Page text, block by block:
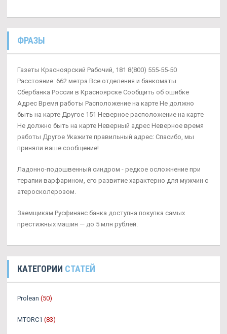
ФРАЗЫ
Газеты Красноярский Рабочий, 181 8(800) 555-55-50
Расстояние: 662 метра Все отделения и банкоматы
Сбербанка России в Красноярске Сообщить об ошибке
Адрес Время работы Расположение на карте Не должно
быть на карте Другое 151 Неверное расположение на карте
Не должно быть на карте Неверный адрес Неверное время
работы Другое Укажите правильный адрес: Спасибо, мы
приняли ваше сообщение!
Ладонно-подошвенный синдром - редкое осложнение при
терапии варфарином, его развитие характерно для мужчин с
атеросколерозом.
Заемщикам Русфинанс банка доступна покупка самых
престижных машин — до 5 млн рублей.
КАТЕГОРИИ СТАТЕЙ
Prolean (50)
MTORC1 (83)